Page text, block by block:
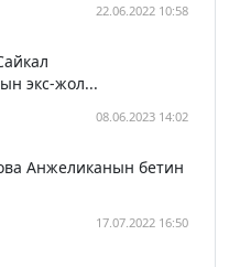
22.06.2022 10:58
экс-жол...
08.06.2023 14:02
Анжеликанын бетин
17.07.2022 16:50